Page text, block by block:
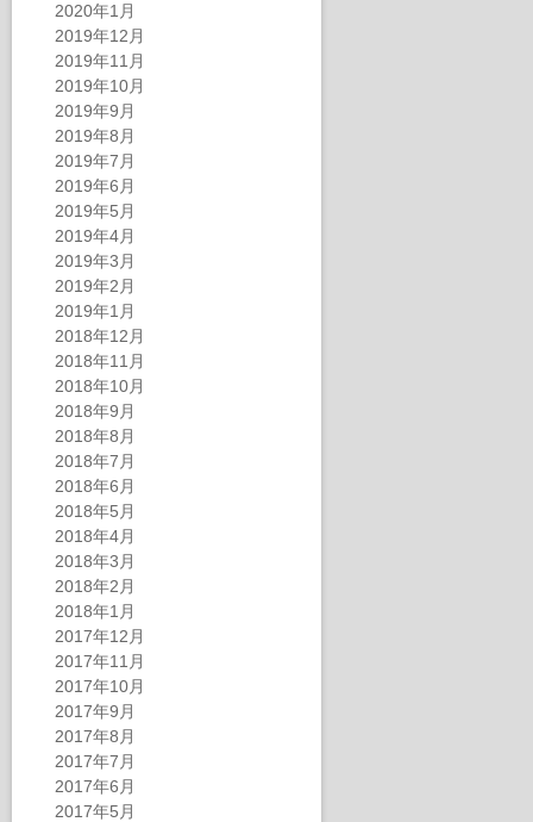
2020年1月
2019年12月
2019年11月
2019年10月
2019年9月
2019年8月
2019年7月
2019年6月
2019年5月
2019年4月
2019年3月
2019年2月
2019年1月
2018年12月
2018年11月
2018年10月
2018年9月
2018年8月
2018年7月
2018年6月
2018年5月
2018年4月
2018年3月
2018年2月
2018年1月
2017年12月
2017年11月
2017年10月
2017年9月
2017年8月
2017年7月
2017年6月
2017年5月